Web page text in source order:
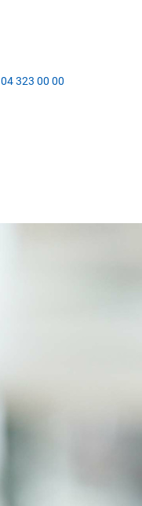
04 323 00 00